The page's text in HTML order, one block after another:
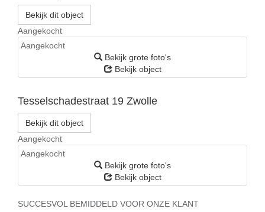
Bekijk dit object
Aangekocht
Aangekocht
Bekijk grote foto's
Bekijk object
Tesselschadestraat 19 Zwolle
Bekijk dit object
Aangekocht
Aangekocht
Bekijk grote foto's
Bekijk object
SUCCESVOL BEMIDDELD VOOR ONZE KLANT